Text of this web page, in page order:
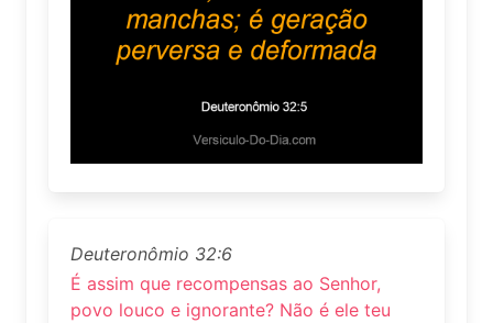
Deuteronômio 32:6
É assim que recompensas ao Senhor,
povo louco e ignorante? Não é ele teu